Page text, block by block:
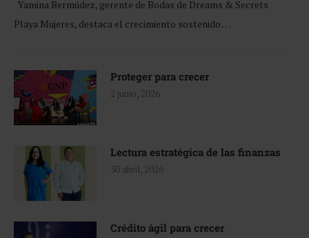
Yamina Bermúdez, gerente de Bodas de Dreams & Secrets
Playa Mujeres, destaca el crecimiento sostenido …
Proteger para crecer
2 junio, 2026
Lectura estratégica de las finanzas
30 abril, 2026
Crédito ágil para crecer